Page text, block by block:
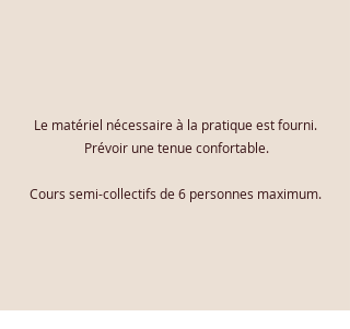
Le matériel nécessaire à la pratique est fourni.
Prévoir une tenue confortable.
Cours semi-collectifs de 6 personnes maximum.